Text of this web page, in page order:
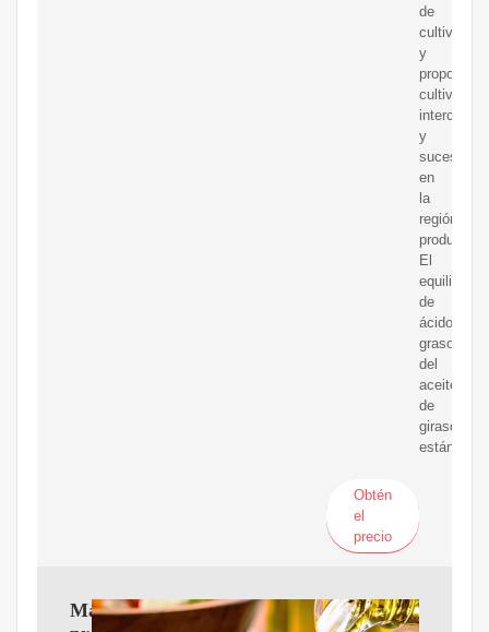
de
cultivos
y
cultivos
y
sucesión
en
la
región
productora.
El
equilibrio
de
ácidos
grasos
del
aceite
de
girasol
estándar
Obtén
el
precio
Máquina